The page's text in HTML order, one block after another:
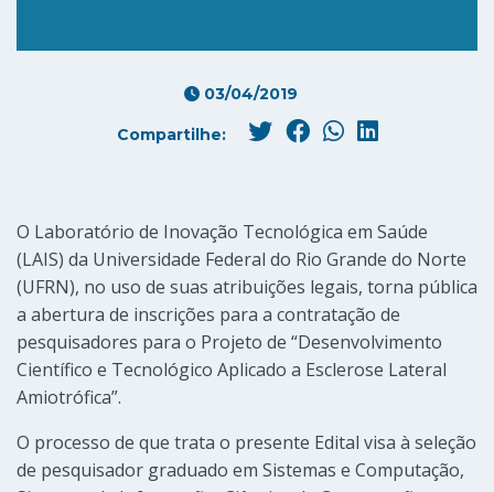
03/04/2019
Compartilhe:
O Laboratório de Inovação Tecnológica em Saúde
(LAIS) da Universidade Federal do Rio Grande do Norte
(UFRN), no uso de suas atribuições legais, torna pública
a abertura de inscrições para a contratação de
pesquisadores para o Projeto de “Desenvolvimento
Científico e Tecnológico Aplicado a Esclerose Lateral
Amiotrófica”.
O processo de que trata o presente Edital visa à seleção
de pesquisador graduado em Sistemas e Computação,